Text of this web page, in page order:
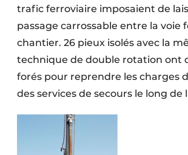
trafic ferroviaire imposaient de
passage carrossable entre la voie
chantier. 26 pieux isolés avec la
technique de double rotation ont
forés pour reprendre les charges
des services de secours le long de